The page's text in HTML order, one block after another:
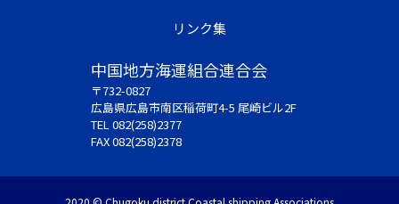
リンク集
中国地方海運組合連合会
〒732-0827
広島県広島市南区稲荷町4-5 尾崎ビル2F
TEL 082(258)2377
FAX 082(258)2378